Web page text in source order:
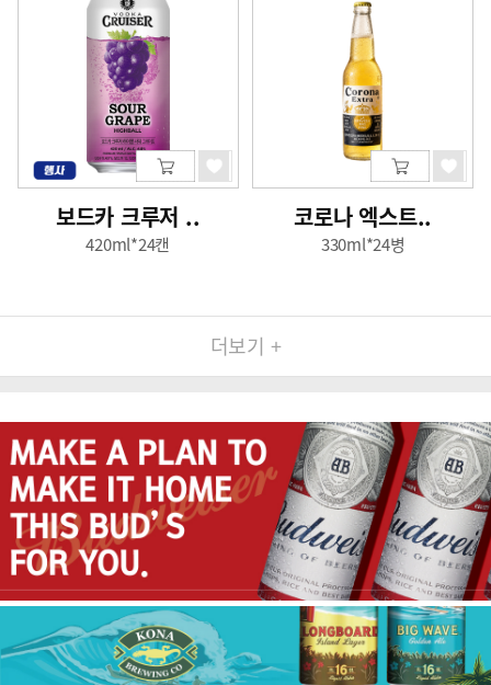
보드카 크루저 ..
420ml*24캔
코로나 엑스트..
330ml*24병
더보기 +